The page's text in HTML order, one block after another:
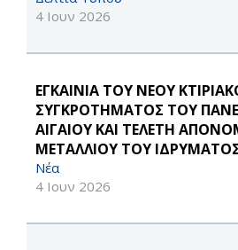
4 Ιουν 2026
ΕΓΚΑΙΝΙΑ ΤΟΥ ΝΕΟΥ
ΣΥΓΚΡΟΤΗΜΑΤΟΣ ΤΟΥ
ΑΙΓΑΙΟΥ ΚΑΙ ΤΕΛΕΤΗ
ΜΕΤΑΛΛΙΟΥ ΤΟΥ
Νέα
4 Ιουν 2026